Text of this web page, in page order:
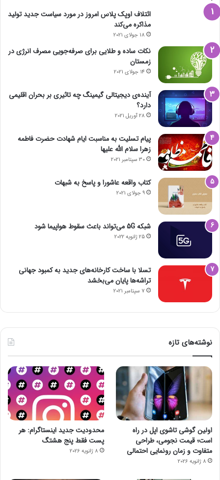
ائتلاف اوپک پلاس امروز در مورد سیاست جدید تولید
مذاکره می‌کند
18 جولای 2021
نکات ساده و طلایی برای صرفه‌جویی مصرف انرژی در
زمستان
14 جولای 2021
آینده‌ی دیجیتالی گیمینگ چه تاثیری بر بحران اقلیمی
دارد؟
28 آوریل 2021
پیام تسلیت به مناسبت ایام شهادت حضرت فاطمه
زهرا سلام الله علیها
30 سپتامبر 2021
کتاب واقعه عاشورا و پاسخ به شبهات
9 جولای 2021
شبکه 5G می‌تواند باعث سقوط هواپیما شود
25 ژانویه 2022
تسلا با ساخت کارخانه‌های جدید به کمبود جهانی
تراشه‌ها پایان می‌بخشد
7 سپتامبر 2021
نوشته‌های تازه
اولین گوشی تاشوی اپل در راه
است؛ قیمت نجومی، طراحی
متفاوت و زمان رونمایی احتمالی
8 ژانویه 2026
محدودیت جدید اینستاگرام: هر
پست فقط پنج هشتگ
8 ژانویه 2026